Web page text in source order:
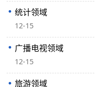
统计领域
12-15
广播电视领域
12-15
旅游领域